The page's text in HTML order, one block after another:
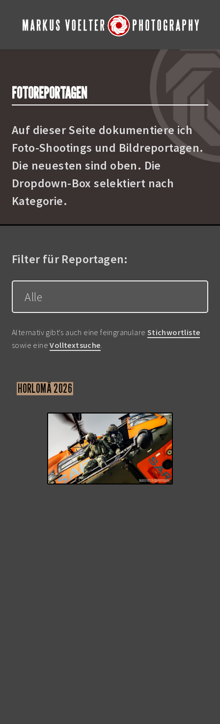
FOTOREPORTAGEN
Auf dieser Seite dokumentiere ich
Foto-Shootings und Bildreportagen.
Die neuesten sind oben. Die
Dropdown-Box selektiert nach
Kategorie.
Filter für Reportagen:
Alternativ gibt's auch eine feingranulare Stichwortliste
sowie eineVolltextsuche.
HORLOMÄ 2026